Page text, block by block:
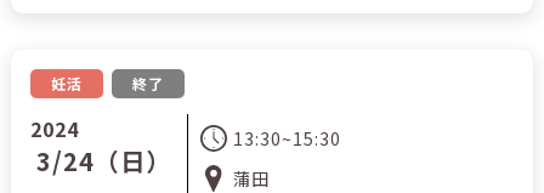
妊活 終了
2024
3/24（日）
13:30~15:30
蒲田